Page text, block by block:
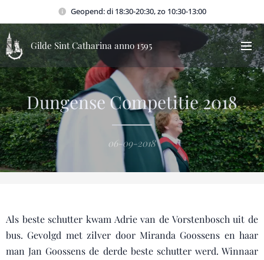
Geopend: di 18:30-20:30, zo 10:30-13:00
Gilde Sint Catharina anno 1595
Dungense Competitie 2018
06-09-2018
Als beste schutter kwam Adrie van de Vorstenbosch uit de
bus. Gevolgd met zilver door Miranda Goossens en haar
man Jan Goossens de derde beste schutter werd. Winnaar